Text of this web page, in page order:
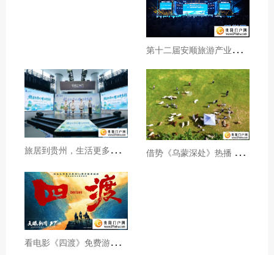
第
十二届安顺旅游产业发展大会开幕
旅
居到贵州，生活更多彩！贵旅集团2026年夏季产品推介会在沪举行 借
势《乌蒙深处》热播 黔西市推动影视流量变游客“留量”
看
电影《四渡》免费游贵州A级景区、领500元票根消费券